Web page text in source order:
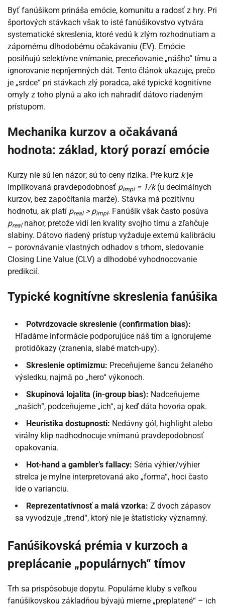
Byť fanúšikom prináša emócie, komunitu a radosť z hry. Pri
športových stávkach však to isté fanúšikovstvo vytvára
systematické skreslenia, ktoré vedú k zlým rozhodnutiam a
zápornému dlhodobému očakávaniu (EV). Emócie
posilňujú selektívne vnímanie, preceňovanie „nášho“ tímu a
ignorovanie nepríjemných dát. Tento článok ukazuje, prečo
je „srdce“ pri stávkach zlý poradca, aké typické kognitívne
omyly z toho plynú a ako ich nahradiť dátovo riadeným
prístupom.
Mechanika kurzov a očakávaná
hodnota: základ, ktorý porazí emócie
Kurzy nie sú len názor; sú to ceny rizika. Pre kurz kje
implikovaná pravdepodobnosť pimpl= 1/k(u decimálnych
kurzov, bez započítania marže). Stávka má pozitívnu
hodnotu, ak platí preal> pimpl. Fanúšik však často posúva
prealnahor, pretože vidí len kvality svojho tímu a zľahčuje
slabiny. Dátovo riadený prístup vyžaduje externú kalibráciu
– porovnávanie vlastných odhadov s trhom, sledovanie
Closing Line Value (CLV) a dlhodobé vyhodnocovanie
predikcií.
Typické kognitívne skreslenia fanúšika
Potvrdzovacie skreslenie (confirmation bias):
Hľadáme informácie podporujúce náš tím a ignorujeme
protidôkazy (zranenia, slabé match-upy).
Skreslenie optimizmu: Preceňujeme šancu želaného
výsledku, najmä po „hero“ výkonoch.
Skupinová lojalita (in-group bias): Nadceňujeme
„našich“, podceňujeme „ich“, aj keď dáta hovoria opak.
Heuristika dostupnosti: Nedávny gól, highlight alebo
virálny klip nadhodnocuje vnímanú pravdepodobnosť
opakovania.
Hot-hand a gambler’s fallacy: Séria výhier/výhier
strelca je mylne interpretovaná ako „forma“, hoci často
ide o varianciu.
Reprezentatívnosť a malá vzorka: Z dvoch zápasov
sa vyvodzuje „trend“, ktorý nie je štatisticky významný.
Fanúšikovská prémia v kurzoch a
preplácanie „populárnych“ tímov
Trh sa prispôsobuje dopytu. Populárne kluby s veľkou
fanúšikovskou základňou bývajú mierne „preplatené“ – ich